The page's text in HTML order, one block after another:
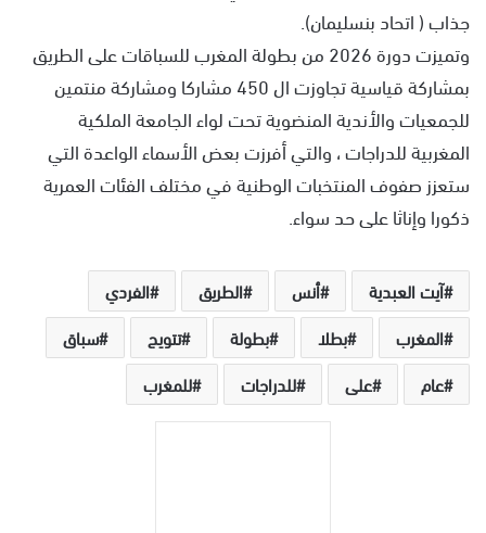
جذاب ( اتحاد بنسليمان).
وتميزت دورة 2026 من بطولة المغرب للسباقات على الطريق
بمشاركة قياسية تجاوزت ال 450 مشاركا ومشاركة منتمين
للجمعيات والأندية المنضوية تحت لواء الجامعة الملكية
المغربية للدراجات ، والتي أفرزت بعض الأسماء الواعدة التي
ستعزز صفوف المنتخبات الوطنية في مختلف الفئات العمرية
ذكورا وإناثا على حد سواء.
آيت العبدية أنس الطريق
الفردي
المغرب
بطلا بطولة تتويج
سباق
عام
على للدراجات للمغرب